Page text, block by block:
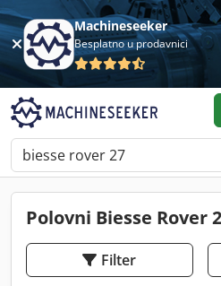
Machineseeker
Besplatno u prodavnici
Polovni Biesse Rover
Filter